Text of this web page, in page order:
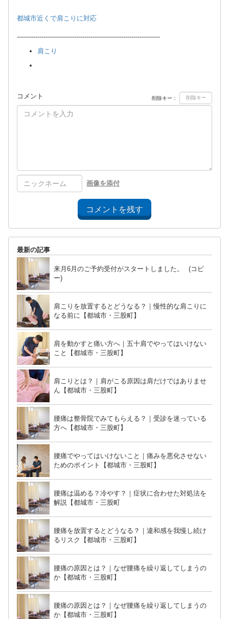
都城市近くで肩こりに対応
----------------------------------------------------------------------
肩こり
コメント 削除キー：
画像を添付
コメントを残す
最新の記事
来月6月のご予約受付がスタートしました。 (コピ
ー)
肩こりを放置するとどうなる？｜慢性的な肩こりに
なる前に【都城市・三股町】
肩を動かすと痛い方へ｜五十肩でやってはいけない
こと【都城市・三股町】
肩こりとは？｜肩がこる原因は肩だけではありませ
ん【都城市・三股町】
腰痛は整骨院でみてもらえる？｜受診を迷っている
方へ【都城市・三股町】
腰痛でやってはいけないこと｜痛みを悪化させない
ためのポイント【都城市・三股町】
腰痛は温める？冷やす？｜症状に合わせた対処法を
解説【都城市・三股町
腰痛を放置するとどうなる？｜違和感を我慢し続け
るリスク【都城市・三股町】
腰痛の原因とは？｜なぜ腰痛を繰り返してしまうの
か【都城市・三股町】
腰痛の原因とは？｜なぜ腰痛を繰り返してしまうの
か【都城市・三股町】